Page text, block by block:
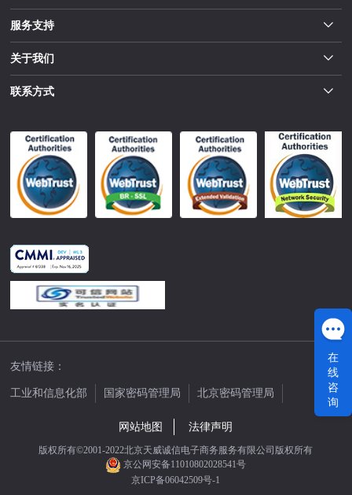
服务支持
关于我们
联系方式
友情链接：
工业和信息化部 国家密码管理局
北京密码管理局
网站地图
法律声明
版权所有©2001-2022北京天威诚信电子商务服务有限公司版权所有
京公网安备11010802028541号
京ICP备06042509号-1
在
线
咨
询